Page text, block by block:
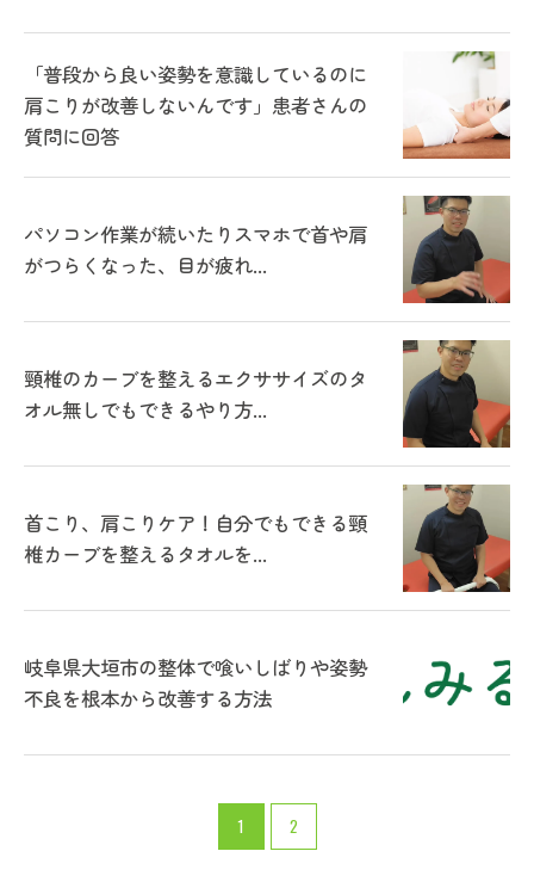
「普段から良い姿勢を意識しているのに
肩こりが改善しないんです」患者さんの
質問に回答
パソコン作業が続いたりスマホで首や肩
がつらくなった、目が疲れ...
頸椎のカーブを整えるエクササイズのタ
オル無しでもできるやり方...
首こり、肩こりケア！自分でもできる頸
椎カーブを整えるタオルを...
岐阜県大垣市の整体で喰いしばりや姿勢
不良を根本から改善する方法
1 2